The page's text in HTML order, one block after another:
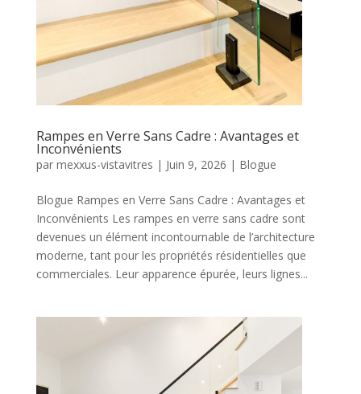
Rampes en Verre Sans Cadre : Avantages et
Inconvénients
par mexxus-vistavitres | Juin 9, 2026 | Blogue
Blogue Rampes en Verre Sans Cadre : Avantages et
Inconvénients Les rampes en verre sans cadre sont
devenues un élément incontournable de l’architecture
moderne, tant pour les propriétés résidentielles que
commerciales. Leur apparence épurée, leurs lignes...